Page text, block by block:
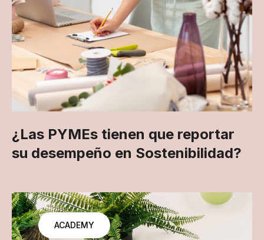
¿Las PYMEs tienen que reportar
su desempeño en Sostenibilidad?
ACADEMY